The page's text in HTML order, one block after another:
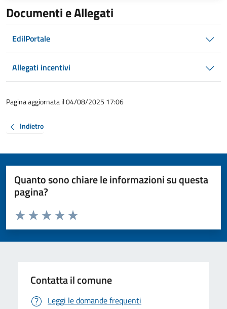
Documenti e Allegati
EdilPortale
Allegati incentivi
Pagina aggiornata il 04/08/2025 17:06
Indietro
Quanto sono chiare le informazioni su questa
pagina?
Valuta da 1 a 5 stelle la pagina
Valuta 5 stelle su 5
Valuta 4 stelle su 5
Valuta 3 stelle su 5
Valuta 2 stelle su 5
Valuta 1 stelle su 5
Contatta il comune
Leggi le domande frequenti